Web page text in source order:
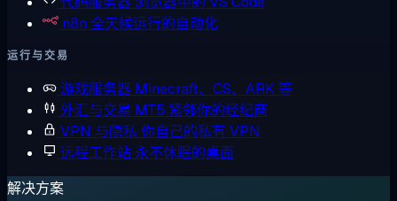
n8n 全天候运行的自动化
运行与交易
游戏服务器 Minecraft、CS、ARK 等
外汇与交易 MT5 紧邻你的经纪商
VPN 与隐私 你自己的私有 VPN
远程工作站 永不休眠的桌面
解决方案